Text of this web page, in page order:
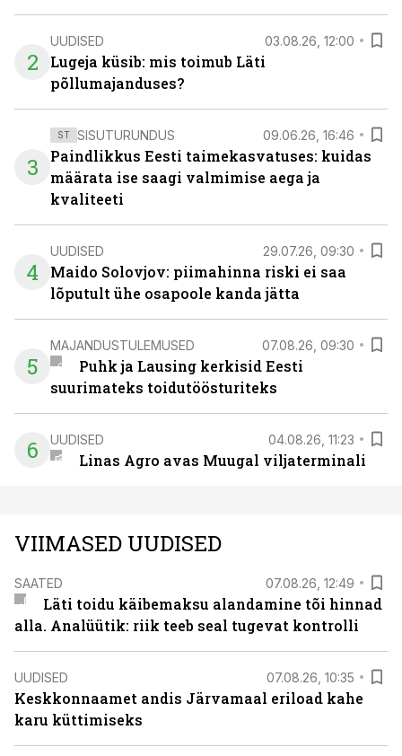
2
UUDISED 03.08.26, 12:00
Lugeja küsib: mis toimub Läti
põllumajanduses?
3
ST SISUTURUNDUS 09.06.26, 16:46
Paindlikkus Eesti taimekasvatuses: kuidas
määrata ise saagi valmimise aega ja
kvaliteeti
4
UUDISED 29.07.26, 09:30
Maido Solovjov: piimahinna riski ei saa
lõputult ühe osapoole kanda jätta
5
MAJANDUSTULEMUSED 07.08.26, 09:30
Puhk ja Lausing kerkisid Eesti
suurimateks toidutöösturiteks
6 UUDISED 04.08.26, 11:23
Linas Agro avas Muugal viljaterminali
VIIMASED UUDISED
SAATED 07.08.26, 12:49
Läti toidu käibemaksu alandamine tõi hinnad
alla. Analüütik: riik teeb seal tugevat kontrolli
UUDISED 07.08.26, 10:35
Keskkonnaamet andis Järvamaal eriload kahe
karu küttimiseks